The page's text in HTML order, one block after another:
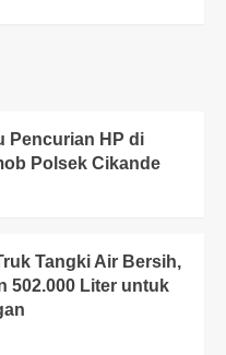
Pencurian HP di
Polsek Cikande
Tangki Air Bersih,
502.000 Liter untuk